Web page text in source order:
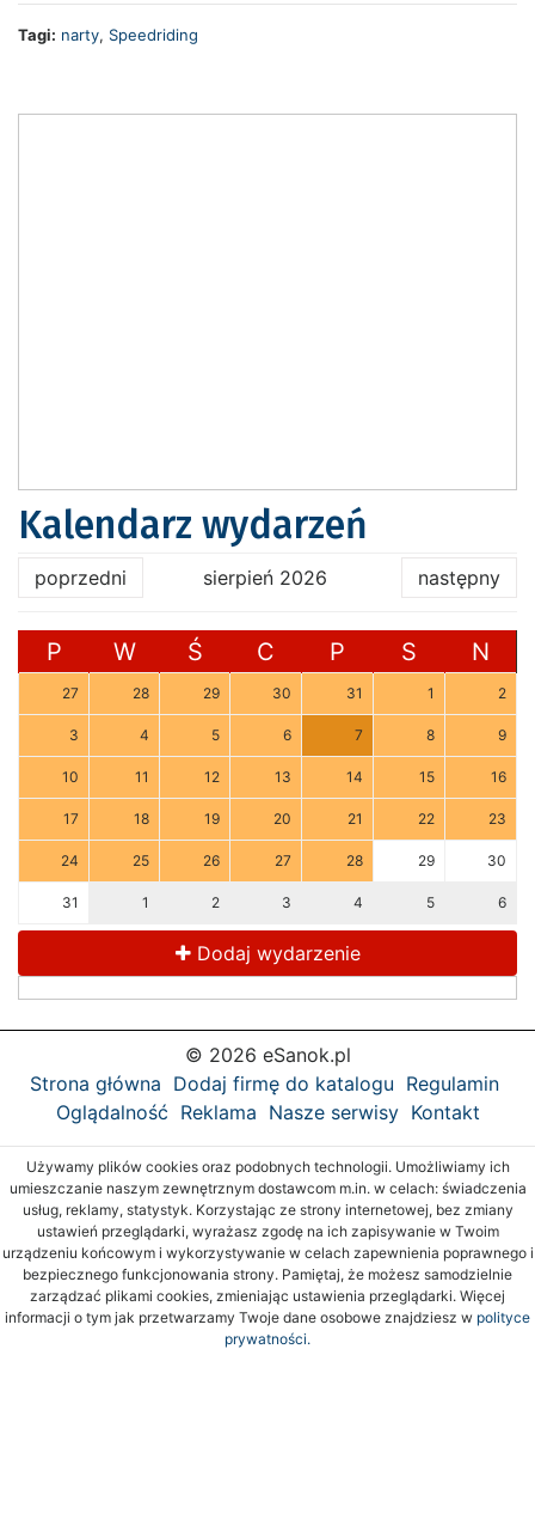
Tagi: narty, Speedriding
Kalendarz wydarzeń
poprzedni sierpień 2026 następny
P W Ś C P S N
27 28 29 30 31 1 2
3 4 5 6 7 8 9
10 11 12 13 14 15 16
17 18 19 20 21 22 23
24 25 26 27 28 29 30
31 1 2 3 4 5 6
Dodaj wydarzenie
© 2026 eSanok.pl
Strona główna Dodaj firmę do katalogu Regulamin
Oglądalność Reklama Nasze serwisy Kontakt
Używamy plików cookies oraz podobnych technologii. Umożliwiamy ich
umieszczanie naszym zewnętrznym dostawcom m.in. w celach: świadczenia
usług, reklamy, statystyk. Korzystając ze strony internetowej, bez zmiany
ustawień przeglądarki, wyrażasz zgodę na ich zapisywanie w Twoim
urządzeniu końcowym i wykorzystywanie w celach zapewnienia poprawnego i
bezpiecznego funkcjonowania strony. Pamiętaj, że możesz samodzielnie
zarządzać plikami cookies, zmieniając ustawienia przeglądarki. Więcej
informacji o tym jak przetwarzamy Twoje dane osobowe znajdziesz w polityce
prywatności.